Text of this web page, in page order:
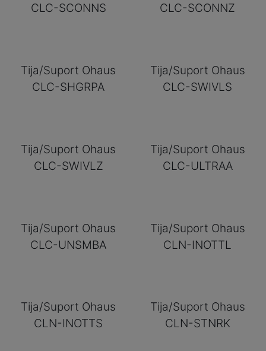
CLC-SCONNS
CLC-SCONNZ
Tija/Suport Ohaus
CLC-SHGRPA
Tija/Suport Ohaus
CLC-SWIVLS
Tija/Suport Ohaus
CLC-SWIVLZ
Tija/Suport Ohaus
CLC-ULTRAA
Tija/Suport Ohaus
CLC-UNSMBA
Tija/Suport Ohaus
CLN-INOTTL
Tija/Suport Ohaus
CLN-INOTTS
Tija/Suport Ohaus
CLN-STNRK